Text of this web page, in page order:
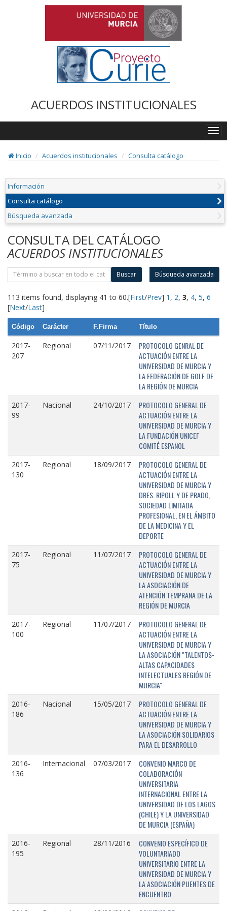
ACUERDOS INSTITUCIONALES
Inicio
Acuerdos institucionales Consulta catálogo
Información
Consulta catálogo
Búsqueda avanzada
CONSULTA DEL CATÁLOGO
ACUERDOS INSTITUCIONALES
Buscar Búsqueda avanzada
113 items found, displaying 41 to 60.[First/Prev] 1 , 2, 3, 4, 5, 6
[Next/Last]
Código Carácter F.Firma Título
2017-
207
Regional 07/11/2017
PROTOCOLO GENRAL DE
ACTUACIÓN ENTRE LA
UNIVERSIDAD DE MURCIA Y
LA FEDERACIÓN DE GOLF DE
LA REGIÓN DE MURCIA
2017-
99
Nacional 24/10/2017
PROTOCOLO GENERAL DE
ACTUACIÓN ENTRE LA
UNIVERSIDAD DE MURCIA Y
LA FUNDACIÓN UNICEF
COMITÉ ESPAÑOL
2017-
130
Regional 18/09/2017
PROTOCOLO GENERAL DE
ACTUACIÓN ENTRE LA
UNIVERSIDAD DE MURCIA Y
DRES. RIPOLL Y DE PRADO,
SOCIEDAD LIMITADA
PROFESIONAL, EN EL ÁMBITO
DE LA MEDICINA Y EL
DEPORTE
2017-
75
Regional 11/07/2017
PROTOCOLO GENERAL DE
ACTUACIÓN ENTRE LA
UNIVERSIDAD DE MURCIA Y
LA ASOCIACIÓN DE
ATENCIÓN TEMPRANA DE LA
REGIÓN DE MURCIA
2017-
100
Regional 11/07/2017
PROTOCOLO GENERAL DE
ACTUACIÓN ENTRE LA
UNIVERSIDAD DE MURCIA Y
LA ASOCIACIÓN "TALENTOS-
ALTAS CAPACIDADES
INTELECTUALES REGIÓN DE
MURCIA"
2016-
186
Nacional 15/05/2017
PROTOCOLO GENERAL DE
ACTUACIÓN ENTRE LA
UNIVERSIDAD DE MURCIA Y
LA ASOCIACIÓN SOLIDARIOS
PARA EL DESARROLLO
2016-
136
Internacional 07/03/2017
CONVENIO MARCO DE
COLABORACIÓN
UNIVERSITARIA
INTERNACIONAL ENTRE LA
UNIVERSIDAD DE LOS LAGOS
(CHILE) Y LA UNIVERSIDAD
DE MURCIA (ESPAÑA)
2016-
195
Regional 28/11/2016
CONVENIO ESPECÍFICO DE
VOLUNTARIADO
UNIVERSITARIO ENTRE LA
UNIVERSIDAD DE MURCIA Y
LA ASOCIACIÓN PUENTES DE
ENCUENTRO